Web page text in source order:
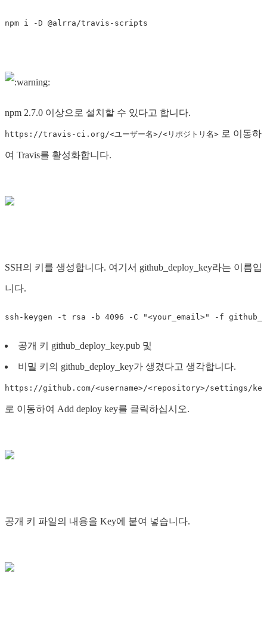
npm 2.7.0 이상으로 설치할 수 있다고 합니다.
https://travis-ci.org/<ユーザー名>/<リポジトリ名> 로 이동하
여 Travis를 활성화합니다.
SSH의 키를 생성합니다. 여기서 github_deploy_key라는 이름입
니다.
공개 키 github_deploy_key.pub 및
비밀 키의 github_deploy_key가 생겼다고 생각합니다.
https://github.com/<username>/<repository>/settings/
로 이동하여 Add deploy key를 클릭하십시오.
공개 키 파일의 내용을 Key에 붙여 넣습니다.